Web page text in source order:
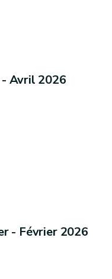
- Avril 2026
- Février 2026